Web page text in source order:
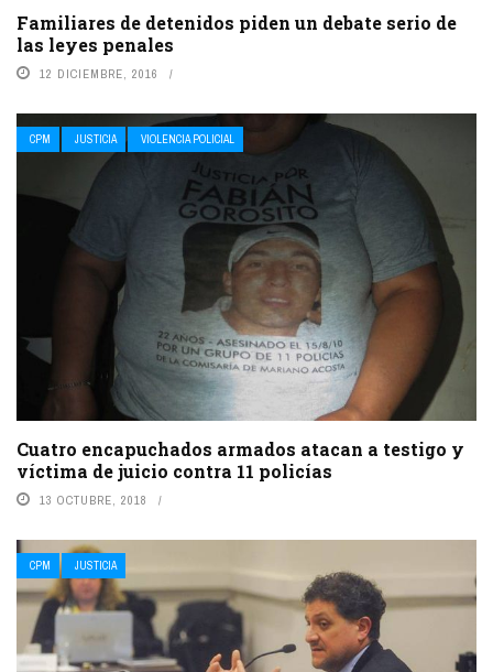
Familiares de detenidos piden un debate serio de
las leyes penales
12 DICIEMBRE, 2016
CPM JUSTICIA VIOLENCIA POLICIAL
Cuatro encapuchados armados atacan a testigo y
víctima de juicio contra 11 policías
13 OCTUBRE, 2018
CPM JUSTICIA